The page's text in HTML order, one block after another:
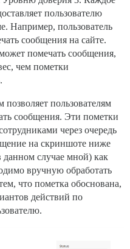
пользователю
Например, пользователь
сообщения на сайте.
помечать сообщения,
чем пометки
пользователям
сообщения. Эти пометки
через очередь
на скриншоте ниже
данном случае мной) как
вручную обработать
что пометка обоснована,
действий по